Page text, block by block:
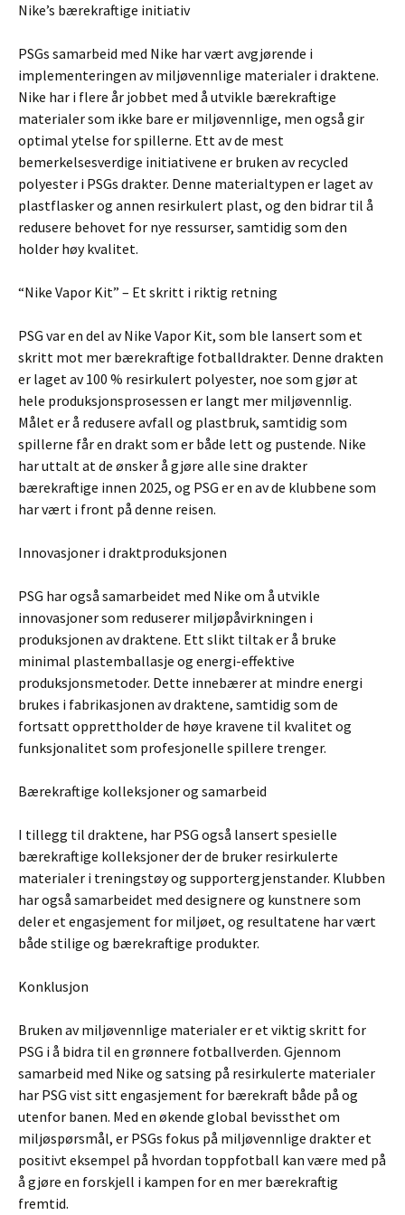
Nike’s bærekraftige initiativ
PSGs samarbeid med Nike har vært avgjørende i
implementeringen av miljøvennlige materialer i draktene.
Nike har i flere år jobbet med å utvikle bærekraftige
materialer som ikke bare er miljøvennlige, men også gir
optimal ytelse for spillerne. Ett av de mest
bemerkelsesverdige initiativene er bruken av recycled
polyester i PSGs drakter. Denne materialtypen er laget av
plastflasker og annen resirkulert plast, og den bidrar til å
redusere behovet for nye ressurser, samtidig som den
holder høy kvalitet.
“Nike Vapor Kit” – Et skritt i riktig retning
PSG var en del av Nike Vapor Kit, som ble lansert som et
skritt mot mer bærekraftige fotballdrakter. Denne drakten
er laget av 100 % resirkulert polyester, noe som gjør at
hele produksjonsprosessen er langt mer miljøvennlig.
Målet er å redusere avfall og plastbruk, samtidig som
spillerne får en drakt som er både lett og pustende. Nike
har uttalt at de ønsker å gjøre alle sine drakter
bærekraftige innen 2025, og PSG er en av de klubbene som
har vært i front på denne reisen.
Innovasjoner i draktproduksjonen
PSG har også samarbeidet med Nike om å utvikle
innovasjoner som reduserer miljøpåvirkningen i
produksjonen av draktene. Ett slikt tiltak er å bruke
minimal plastemballasje og energi-effektive
produksjonsmetoder. Dette innebærer at mindre energi
brukes i fabrikasjonen av draktene, samtidig som de
fortsatt opprettholder de høye kravene til kvalitet og
funksjonalitet som profesjonelle spillere trenger.
Bærekraftige kolleksjoner og samarbeid
I tillegg til draktene, har PSG også lansert spesielle
bærekraftige kolleksjoner der de bruker resirkulerte
materialer i treningstøy og supportergjenstander. Klubben
har også samarbeidet med designere og kunstnere som
deler et engasjement for miljøet, og resultatene har vært
både stilige og bærekraftige produkter.
Konklusjon
Bruken av miljøvennlige materialer er et viktig skritt for
PSG i å bidra til en grønnere fotballverden. Gjennom
samarbeid med Nike og satsing på resirkulerte materialer
har PSG vist sitt engasjement for bærekraft både på og
utenfor banen. Med en økende global bevissthet om
miljøspørsmål, er PSGs fokus på miljøvennlige drakter et
positivt eksempel på hvordan toppfotball kan være med på
å gjøre en forskjell i kampen for en mer bærekraftig
fremtid.